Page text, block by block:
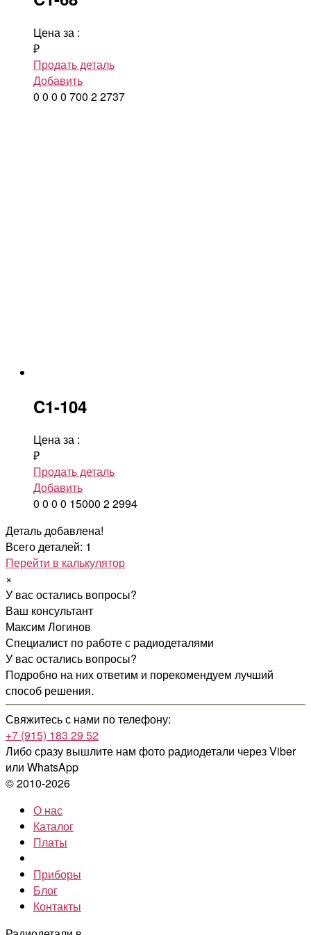
Цена за :
₽
Продать деталь
Добавить
0 0 0 0 700 22737
C1-104
Цена за :
₽
Продать деталь
Добавить
0 0 0 0 15000 22994
Деталь добавлена!
Всего деталей: 1
Перейти в калькулятор
×
У вас остались вопросы?
Ваш консультант
Максим Логинов
Специалист по работе с радиодеталями
У вас остались вопросы?
Подробно на них ответим и порекомендуем лучший
способ решения.
Свяжитесь с нами по телефону:
+7 (915) 183 29 52
Либо сразу вышлите нам фото радиодетали через Viber
или WhatsApp
© 2010-2026
О нас
Каталог
Платы
Приборы
Блог
Контакты